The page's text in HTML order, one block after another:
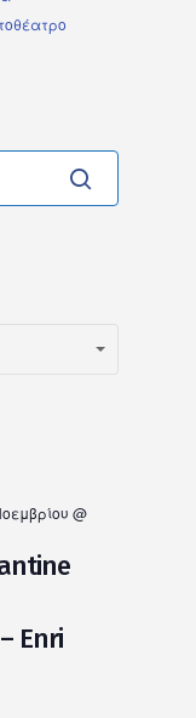
@
Enri